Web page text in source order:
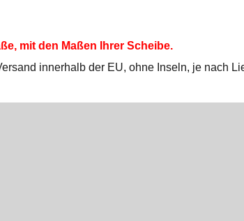
mit den Maßen Ihrer Scheibe.
innerhalb der EU, ohne Inseln, je nach